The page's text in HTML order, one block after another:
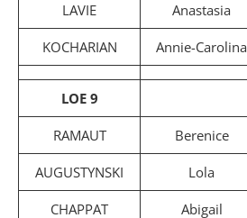
LAVIE Anastasia
KOCHARIAN Annie-Carolina
LOE 9
RAMAUT Berenice
AUGUSTYNSKI Lola
CHAPPAT Abigail